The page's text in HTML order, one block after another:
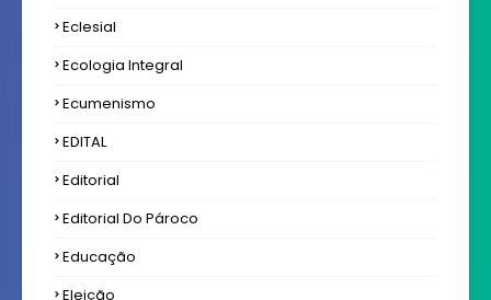
Eclesial
Ecologia Integral
Ecumenismo
EDITAL
Editorial
Editorial Do Pároco
Educação
Eleição